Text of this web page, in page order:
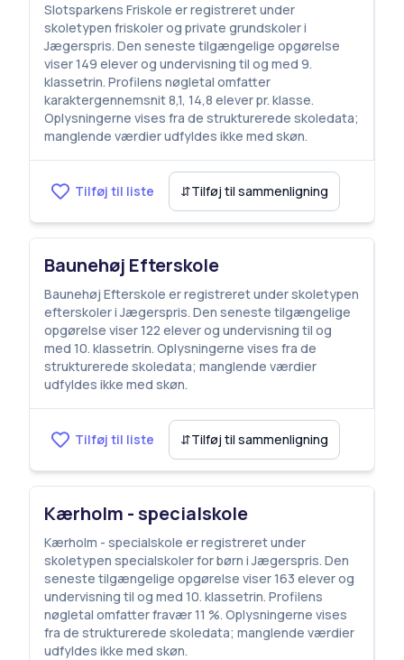
Slotsparkens Friskole er registreret under
skoletypen friskoler og private grundskoler i
Jægerspris. Den seneste tilgængelige opgørelse
viser 149 elever og undervisning til og med 9.
klassetrin. Profilens nøgletal omfatter
karaktergennemsnit 8,1, 14,8 elever pr. klasse.
Oplysningerne vises fra de strukturerede skoledata;
manglende værdier udfyldes ikke med skøn.
Tilføj til liste ⇵Tilføj til sammenligning
Baunehøj Efterskole
Baunehøj Efterskole er registreret under skoletypen
efterskoler i Jægerspris. Den seneste tilgængelige
opgørelse viser 122 elever og undervisning til og
med 10. klassetrin. Oplysningerne vises fra de
strukturerede skoledata; manglende værdier
udfyldes ikke med skøn.
Tilføj til liste ⇵Tilføj til sammenligning
Kærholm - specialskole
Kærholm - specialskole er registreret under
skoletypen specialskoler for børn i Jægerspris. Den
seneste tilgængelige opgørelse viser 163 elever og
undervisning til og med 10. klassetrin. Profilens
nøgletal omfatter fravær 11 %. Oplysningerne vises
fra de strukturerede skoledata; manglende værdier
udfyldes ikke med skøn.